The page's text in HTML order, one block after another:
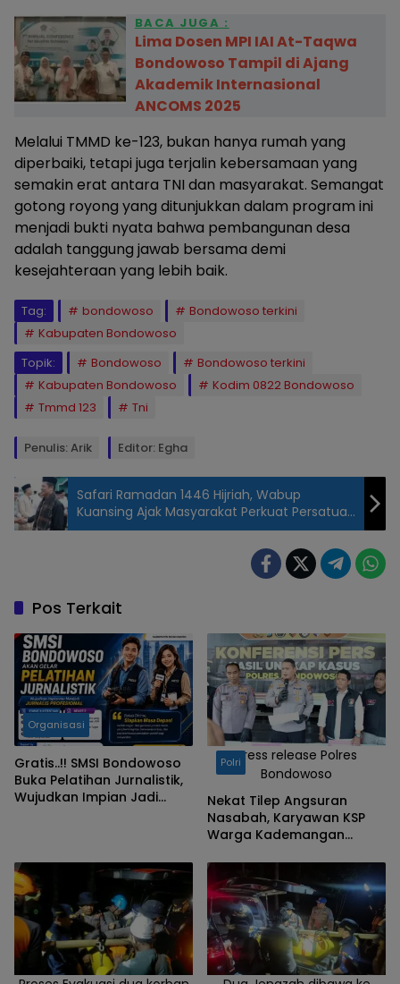
BACA JUGA :
Lima Dosen MPI IAI At-Taqwa
Bondowoso Tampil di Ajang
Akademik Internasional
ANCOMS 2025
Melalui TMMD ke-123, bukan hanya rumah yang
diperbaiki, tetapi juga terjalin kebersamaan yang
semakin erat antara TNI dan masyarakat. Semangat
gotong royong yang ditunjukkan dalam program ini
menjadi bukti nyata bahwa pembangunan desa
adalah tanggung jawab bersama demi
kesejahteraan yang lebih baik.
Tag: bondowoso
Bondowoso terkini
Kabupaten Bondowoso
Topik:
Bondowoso
Bondowoso terkini
Kabupaten Bondowoso
Kodim 0822 Bondowoso
Tmmd 123
Tni
Penulis: Arik Editor: Egha
Gunosari,
Anggota
Satgas TMMD
Ke-123 Kodim
0822
Bondowoso,
Turun
Langsung
Dalam Proses
11/3/25). (Foto :
Pendim 0822)
Safari Ramadan 1446 Hijriah, Wabup
Kuansing Ajak Masyarakat Perkuat Persatuan
dan Kekeluargaan
Pos Terkait
Organisasi
Gratis..!! SMSI Bondowoso
Buka Pelatihan Jurnalistik,
Wujudkan Impian Jadi
Press release Polres
Bondowoso
Polri
Nekat Tilep Angsuran
Nasabah, Karyawan KSP
Warga Kademangan
Polisi